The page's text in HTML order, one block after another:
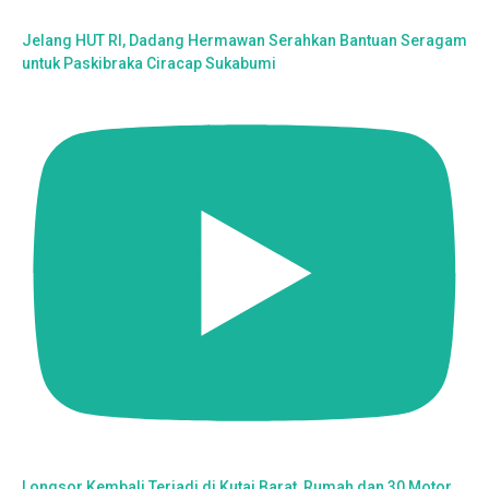
Jelang HUT RI, Dadang Hermawan Serahkan Bantuan Seragam
untuk Paskibraka Ciracap Sukabumi